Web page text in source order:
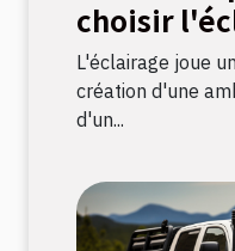
choisir
à chaque
L'éclairage joue
création d'une
d'un...